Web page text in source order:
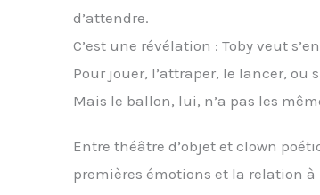
d’attendre.
C’est une révélation : Toby veut
Pour jouer, l’attraper, le lancer,
Mais le ballon, lui, n’a pas les
Entre théâtre d’objet et clown
premières émotions et la relation